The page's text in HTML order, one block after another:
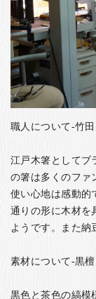
職人について-竹
江戸木箸としてブ
の箸は多くのファ
使い心地は感動的
通りの形に木材を
ようです。また納
素材について-黒檀
黒色と茶色の縞模